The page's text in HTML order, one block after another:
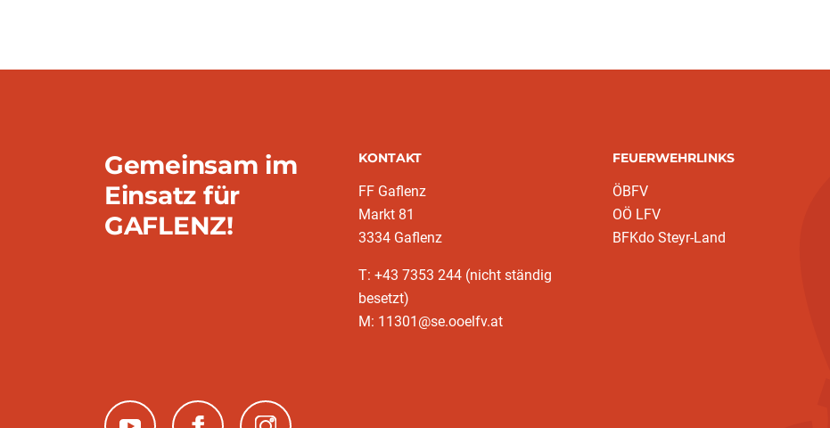
Gemeinsam im
Einsatz für
GAFLENZ!
KONTAKT
FF Gaflenz
Markt 81
3334 Gaflenz
T: +43 7353 244 (nicht ständig
besetzt)
M: 11301@se.ooelfv.at
FEUERWEHRLINKS
ÖBFV
OÖ LFV
BFKdo Steyr-Land